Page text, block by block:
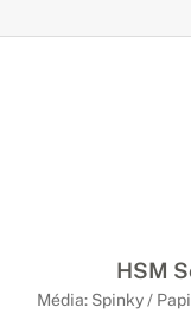
HSM
Média: Spinky /